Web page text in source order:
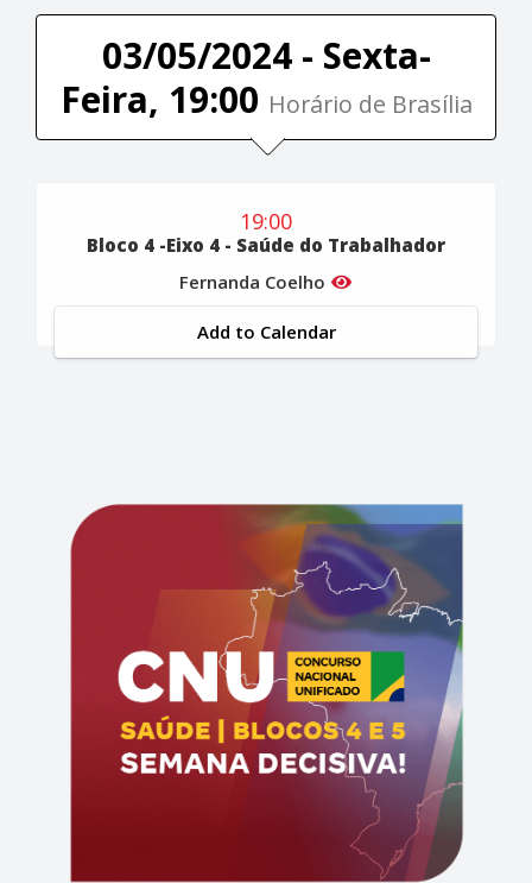
03/05/2024 - Sexta-
Feira, 19:00 Horário de Brasília
19:00
Bloco 4 -Eixo 4 - Saúde do Trabalhador
Fernanda Coelho
Add to Calendar